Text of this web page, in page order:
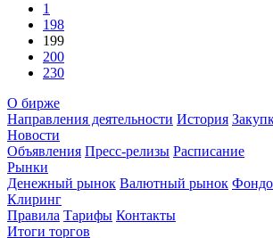
1
198
199
200
230
О бирже
Направления деятельности История
Новости
Объявления Пресс-релизы Расписание
Рынки
Денежный рынок Валютный рынок
Клиринг
Правила Тарифы Контакты
Итоги торгов